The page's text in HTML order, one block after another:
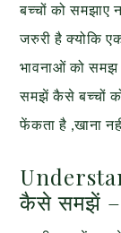
बच्चों को समझाए
जरुरी है क्योकि
भावनाओं को समझ
समझें कैसे बच्चों
फेंकता है ,खाना
कैसे समझें